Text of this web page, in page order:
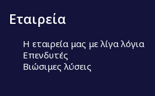
Εταιρεία
Η εταιρεία μας με λίγα λόγια
Επενδυτές
Βιώσιμες λύσεις